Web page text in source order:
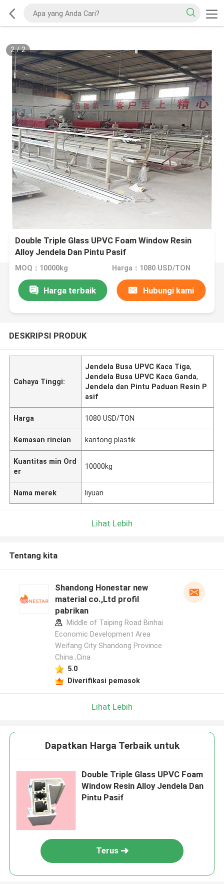
2/2
Double Triple Glass UPVC Foam Window Resin
Alloy Jendela Dan Pintu Pasif
MOQ：10000kg Harga：1080 USD/TON
Harga terbaik Hubungi kami
DESKRIPSI PRODUK
Cahaya Tinggi:
Jendela Busa UPVC Kaca Tiga,
Jendela Busa UPVC Kaca Ganda,
Jendela dan Pintu Paduan Resin P
asif
Harga 1080 USD/TON
Kemasan rincian kantong plastik
Kuantitas min Ord
er
10000kg
Nama merek liyuan
Lihat Lebih
Tentang kita
Shandong Honestar new
material co.,Ltd profil
pabrikan
Middle of Taiping Road Binhai
Economic Development Area
Weifang City Shandong Province
China ,Cina
5.0
Diverifikasi pemasok
Lihat Lebih
Dapatkan Harga Terbaik untuk
Double Triple Glass UPVC Foam
Window Resin Alloy Jendela Dan
Pintu Pasif
Terus